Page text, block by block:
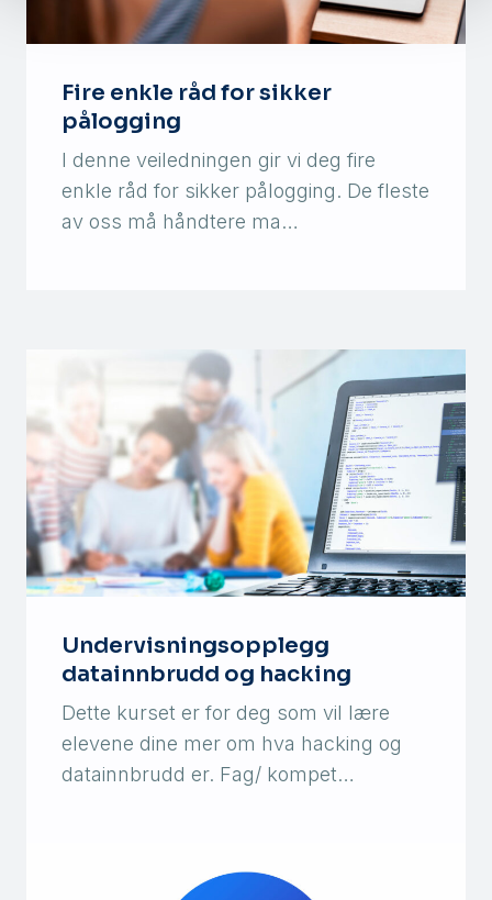
Fire enkle råd for sikker
pålogging
I denne veiledningen gir vi deg fire
enkle råd for sikker pålogging. De fleste
av oss må håndtere ma…
Undervisningsopplegg
datainnbrudd og hacking
Dette kurset er for deg som vil lære
elevene dine mer om hva hacking og
datainnbrudd er. Fag/ kompet…